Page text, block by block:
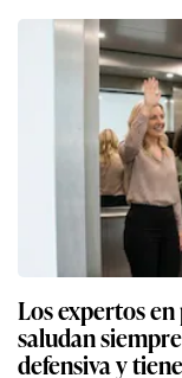
Los expertos
saludan
defensiva y